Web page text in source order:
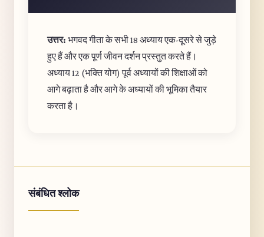
उत्तर: भगवद गीता के सभी 18 अध्याय एक-दूसरे से जुड़े
हुए हैं और एक पूर्ण जीवन दर्शन प्रस्तुत करते हैं।
अध्याय 12 (भक्ति योग) पूर्व अध्यायों की शिक्षाओं को
आगे बढ़ाता है और आगे के अध्यायों की भूमिका तैयार
करता है।
संबंधित श्लोक